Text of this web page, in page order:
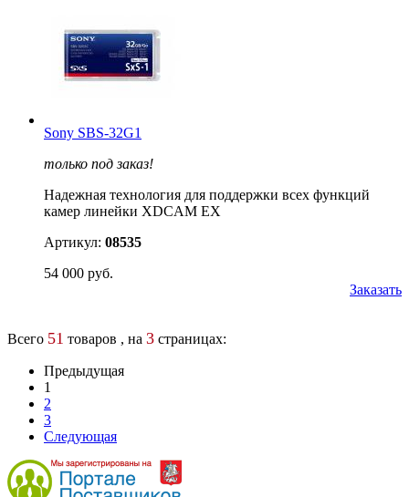
Sony SBS-32G1
только под заказ!
Надежная технология для поддержки всех функций
камер линейки XDCAM EX
Артикул: 08535
54 000 руб.
Заказать
Всего 51 товаров , на 3 страницах:
Предыдущая
1
2
3
Следующая